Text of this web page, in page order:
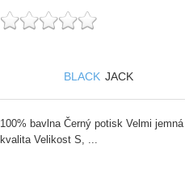
BLACK JACK
100% bavlna Černý potisk Velmi jemná
kvalita Velikost S, ...